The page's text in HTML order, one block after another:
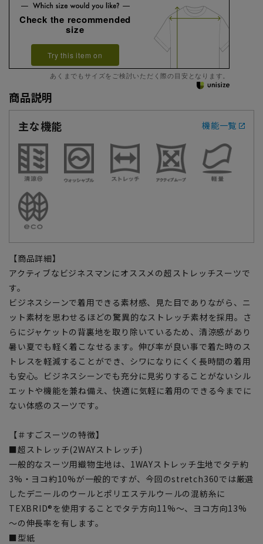
Check the recommended
size
Try this item on
あくまでもサイズをご検討いただく際の目安となります。
商品説明
主な機能
機能一覧
【商品詳細】
アクティブなビジネスマンにオススメの超ストレッチスーツで
す。
ビジネスシーンで着用できる素材感、見た目でありながら、ニ
ット素材を思わせるほどの驚異的なストレッチ素材を採用。さ
らにジャケットの背裏地を取り除いているため、清涼感があり
暑い夏でも軽く着こなせるます。伸び率が良い事で着た時のス
トレスを軽減することができ、シワになりにくく長時間の着用
も安心。ビジネスシーンでも充分に見劣りすることがないシル
エットや機能を兼ね備え、快適に気軽に着用のできる今までに
ない体感のスーツです。
【＃すごスーツの特徴】
■超ストレッチ(2WAYストレッチ)
一般的なスーツ用織物生地は、1WAYストレッチ生地でタテ約
3%・ヨコ約10%が一般的ですが、今回のstretch360では厳選
したデニールのウールとポリエステルウールの混紡糸に
TEXBRID®を使用することでタテ方向11%～、ヨコ方向13%
～の伸長率を有します。
■型紙